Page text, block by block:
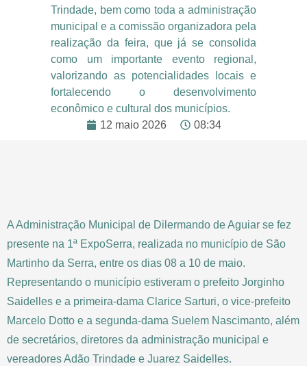
Trindade, bem como toda a administração
municipal e a comissão organizadora pela
realização da feira, que já se consolida
como um importante evento regional,
valorizando as potencialidades locais e
fortalecendo o desenvolvimento
econômico e cultural dos municípios.
12 maio 2026
08:34
A Administração Municipal de Dilermando de Aguiar se fez
presente na 1ª ExpoSerra, realizada no município de São
Martinho da Serra, entre os dias 08 a 10 de maio.
Representando o município estiveram o prefeito Jorginho
Saidelles e a primeira-dama Clarice Sarturi, o vice-prefeito
Marcelo Dotto e a segunda-dama Suelem Nascimanto, além
de secretários, diretores da administração municipal e
vereadores Adão Trindade e Juarez Saidelles.